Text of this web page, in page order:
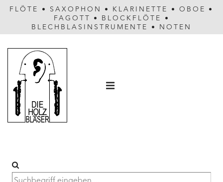
FLÖTE • SAXOPHON • KLARINETTE • OBOE
•
FAGOTT
• BLOCKFLÖTE
•
BLECHBLASINSTRUMENTE
• NOTEN